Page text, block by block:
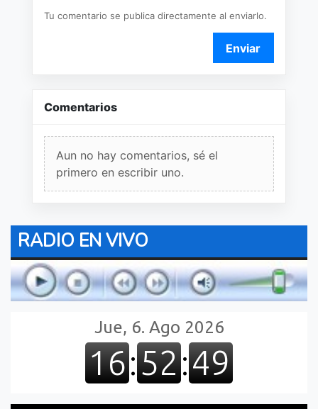
Tu comentario se publica directamente al enviarlo.
Enviar
Comentarios
Aun no hay comentarios, sé el
primero en escribir uno.
RADIO EN VIVO